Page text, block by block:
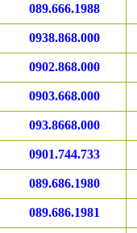
089.666.1988
0938.868.000
0902.868.000
0903.668.000
093.8668.000
0901.744.733
089.686.1980
089.686.1981